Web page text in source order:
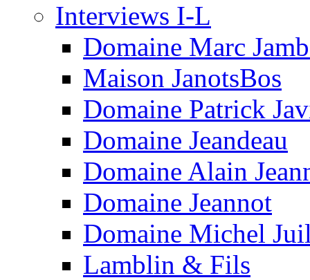
Interviews I-L
Domaine Marc
Maison JanotsBos
Domaine Patrick
Domaine Jeandeau
Domaine Alain
Domaine Jeannot
Domaine Michel
Lamblin & Fils